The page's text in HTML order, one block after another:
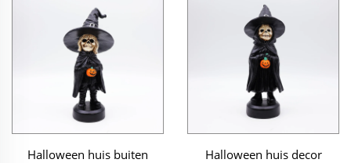
Halloween huis buiten
Halloween huis decor